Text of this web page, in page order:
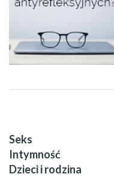
Seks
Intymność
Dzieci i rodzina